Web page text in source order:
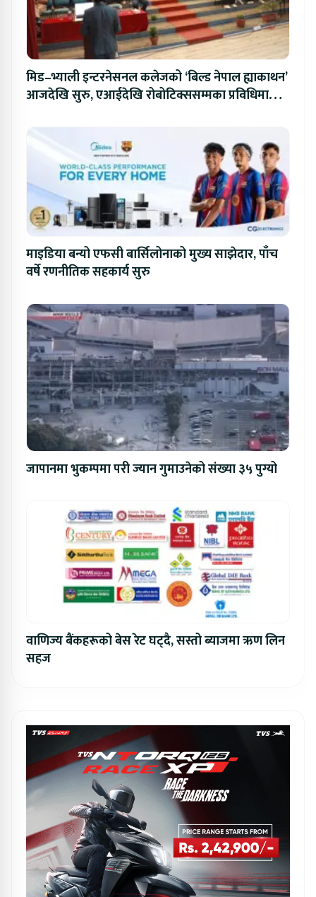
मिड–भ्याली इन्टरनेसनल कलेजको ‘बिल्ड नेपाल ह्याकाथन’
आजदेखि सुरु, एआईदेखि रोबोटिक्ससम्मका प्रविधिमा
माइडिया बन्यो एफसी बार्सिलोनाको मुख्य साझेदार, पाँच
वर्षे रणनीतिक सहकार्य सुरु
जापानमा भुकम्पमा परी ज्यान गुमाउनेको संख्या ३५ पुग्यो
वाणिज्य बैंकहरूको बेस रेट घट्दै, सस्तो ब्याजमा ऋण लिन
सहज